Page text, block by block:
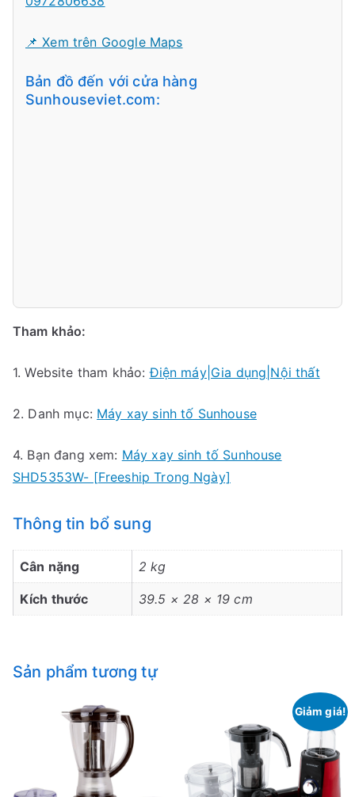
📌 Xem trên Google Maps
Bản đồ đến với cửa hàng
Sunhouseviet.com:
Tham khảo:
1. Website tham khảo:Điện máy|Gia dụng|Nội thất
2. Danh mục: Máy xay sinh tố Sunhouse
4. Bạn đang xem: Máy xay sinh tố Sunhouse
SHD5353W- [Freeship Trong Ngày]
Thông tin bổ sung
Cân nặng 2 kg
Kích thước 39.5 × 28 × 19 cm
Sản phẩm tương tự
Giảm giá!